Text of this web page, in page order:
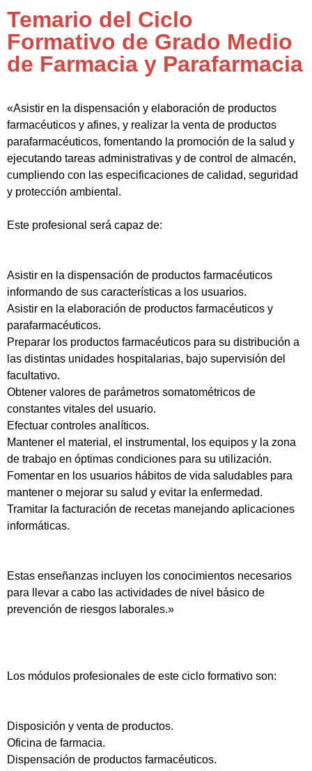
Temario del Ciclo
Formativo de Grado Medio
de Farmacia y Parafarmacia
«Asistir en la dispensación y elaboración de productos
farmacéuticos y afines, y realizar la venta de productos
parafarmacéuticos, fomentando la promoción de la salud y
ejecutando tareas administrativas y de control de almacén,
cumpliendo con las especificaciones de calidad, seguridad
y protección ambiental.
Este profesional será capaz de:
Asistir en la dispensación de productos farmacéuticos
informando de sus características a los usuarios.
Asistir en la elaboración de productos farmacéuticos y
parafarmacéuticos.
Preparar los productos farmacéuticos para su distribución a
las distintas unidades hospitalarias, bajo supervisión del
facultativo.
Obtener valores de parámetros somatométricos de
constantes vitales del usuario.
Efectuar controles analíticos.
Mantener el material, el instrumental, los equipos y la zona
de trabajo en óptimas condiciones para su utilización.
Fomentar en los usuarios hábitos de vida saludables para
mantener o mejorar su salud y evitar la enfermedad.
Tramitar la facturación de recetas manejando aplicaciones
informáticas.
Estas enseñanzas incluyen los conocimientos necesarios
para llevar a cabo las actividades de nivel básico de
prevención de riesgos laborales.»
Los módulos profesionales de este ciclo formativo son:
Disposición y venta de productos.
Oficina de farmacia.
Dispensación de productos farmacéuticos.